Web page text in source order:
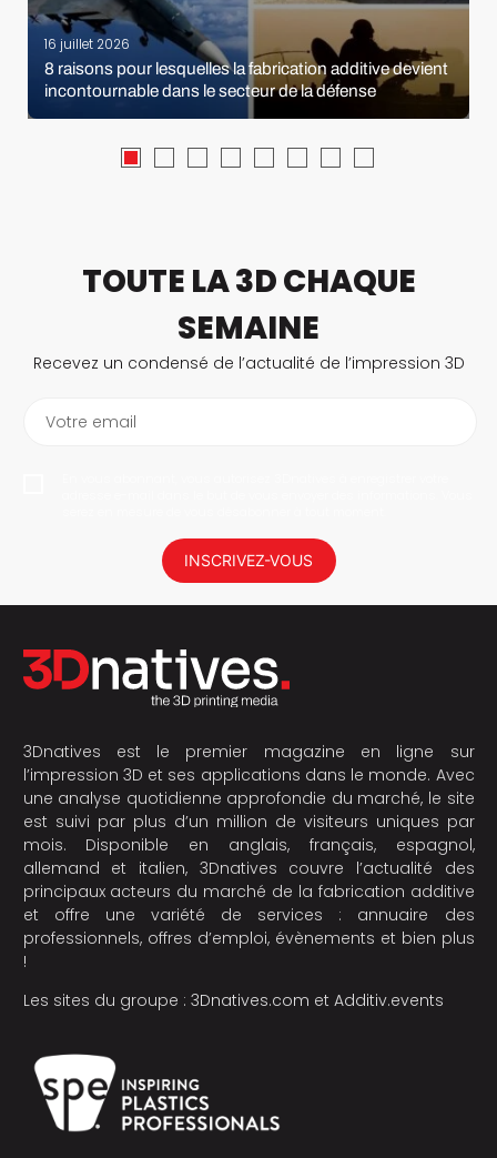
16 juillet 2026
8 raisons pour lesquelles la fabrication additive devient
incontournable dans le secteur de la défense
TOUTE LA 3D CHAQUE
SEMAINE
Recevez un condensé de l’actualité de l’impression 3D
Votre email
INSCRIVEZ-VOUS
3Dnatives est le premier magazine en ligne sur
l’impression 3D et ses applications dans le monde. Avec
une analyse quotidienne approfondie du marché, le site
est suivi par plus d’un million de visiteurs uniques par
mois. Disponible en anglais, français, espagnol,
allemand et italien, 3Dnatives couvre l’actualité des
principaux acteurs du marché de la fabrication additive
et offre une variété de services : annuaire des
professionnels, offres d’emploi, évènements et bien plus
!
Les sites du groupe : 3Dnatives.com et Additiv.events